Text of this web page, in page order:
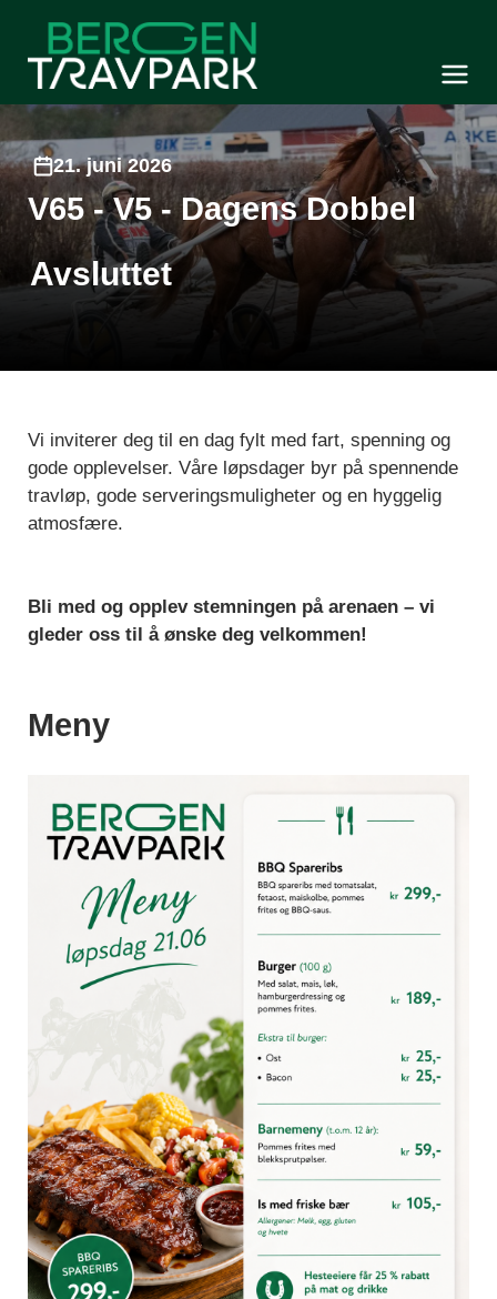
21. juni 2026
V65 - V5 - Dagens Dobbel
Avsluttet
Vi inviterer deg til en dag fylt med fart, spenning og
gode opplevelser. Våre løpsdager byr på spennende
travløp, gode serveringsmuligheter og en hyggelig
atmosfære.
Bli med og opplev stemningen på arenaen – vi
gleder oss til å ønske deg velkommen!
Meny